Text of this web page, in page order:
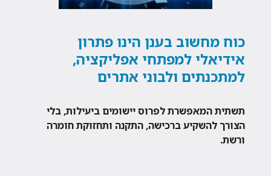
כוח מחשוב בענן הינו פתרון
אידיאלי למפתחי אפליקציה,
למתכנתים ולבוני אתרים
תשתית המאפשרת לפרוס יישומים ביעילות, בלי
הצורך להשקיע ברכישה, התקנה ותחזוקת חומרה
ורשת.